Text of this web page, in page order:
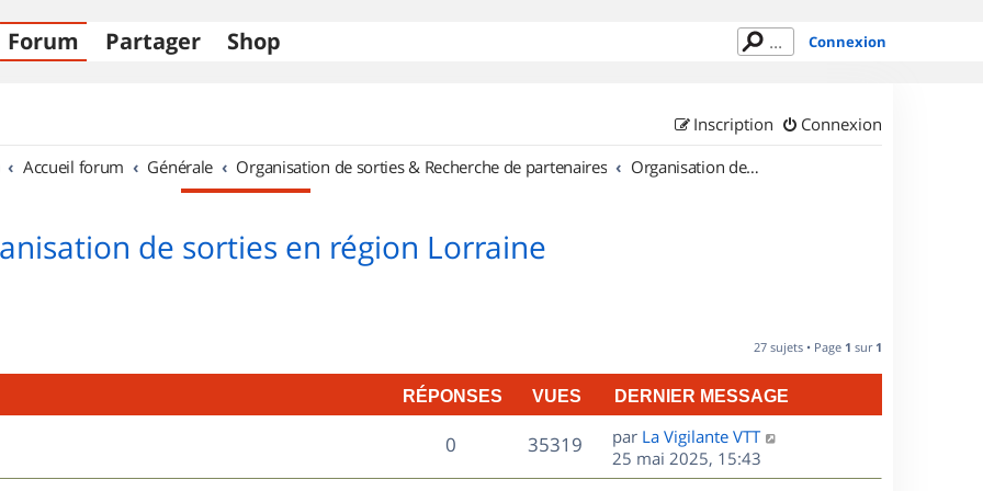
Forum Partager Shop Connexion
Connexion
Inscription
Accueil forum Générale Organisation de sorties & Recherche de partenaires Organisation de sorties en région Lorraine
de sorties en région Lorraine
27 sujets • Page 1 sur 1
RÉPONSES VUES DERNIER MESSAGE
0R
é
35319V
u
D
e
r
par La Vigilante VTT
25 mai 2025, 15:43